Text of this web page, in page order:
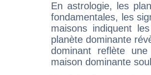
En astrologie, les
fondamentales, les
maisons indiquent
planète dominante
dominant reflète
maison dominante